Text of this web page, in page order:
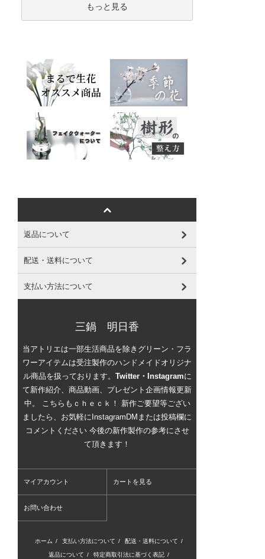
もっと見る
返品について
配送・送料について
支払い方法について
三鍋 明日香
当アトリエは一部生活商品を除きグリーン・フラ
ワーアイテムは受注製作のハンドメイドオリジナ
ル商品を扱っております。 Twitter・Instagramに
て新作紹介、商品動画、プレゼント企画情報更新
中。 こちらもｃｈｅｃｋ！ 新作ご要望等ござい
ましたら、お気軽にInstagramDMまたは投稿欄に
コメントください 今後の新作製作の参考にさせ
て頂きます！
マイアカウント カートを見る
お問い合わせ
ホーム / 支払い方法について / 配送・送料について /
返品について / 特定商取引法に基づく表記 /